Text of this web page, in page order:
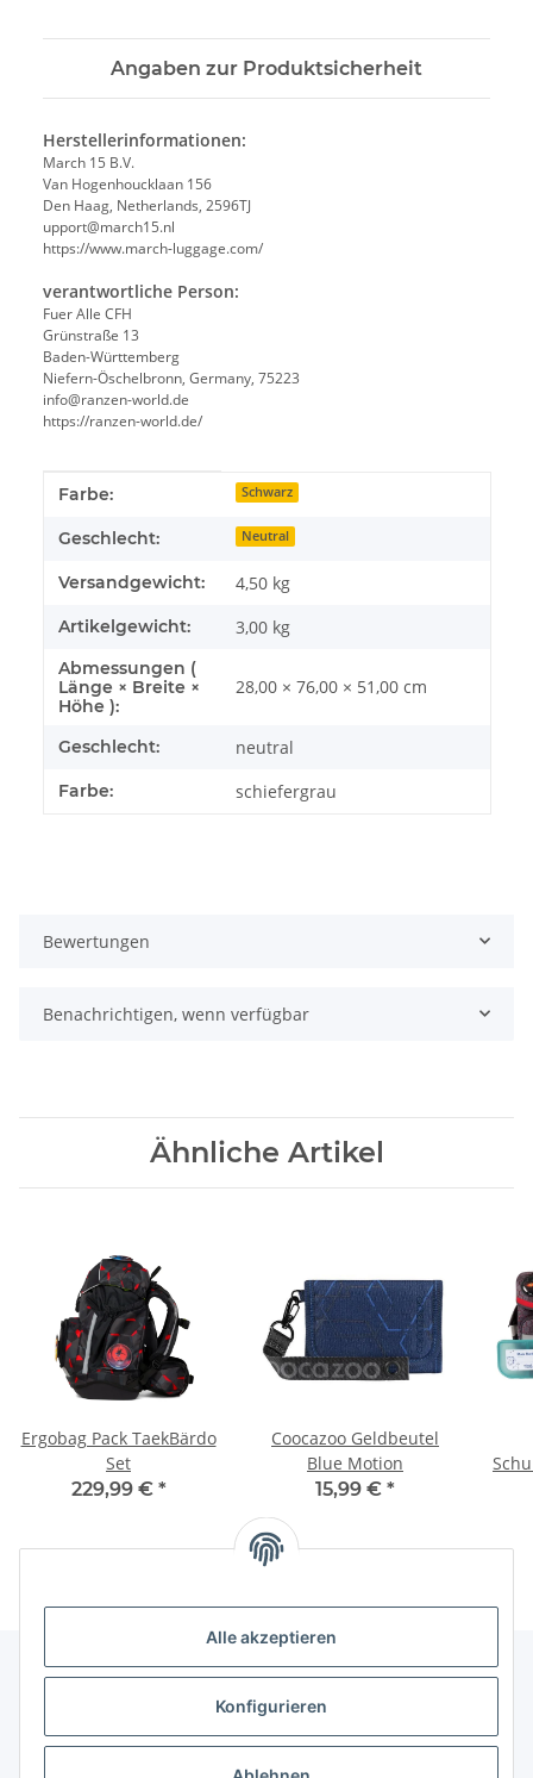
Alle akzeptieren
Konfigurieren
Angaben zur Produktsicherheit
Herstellerinformationen:
March 15 B.V.
Van Hogenhoucklaan 156
Den Haag, Netherlands, 2596TJ
upport@march15.nl
https://www.march-luggage.com/
verantwortliche Person:
Fuer Alle CFH
Grünstraße 13
Baden-Württemberg
Niefern-Öschelbronn, Germany, 75223
info@ranzen-world.de
https://ranzen-world.de/
Produkteigenschaft
Wert
Farbe: Schwarz
Geschlecht: Neutral
Versandgewicht: 4,50 kg
Artikelgewicht: 3,00 kg
Abmessungen (
Länge × Breite ×
Höhe ):
28,00 × 76,00 × 51,00 cm
Geschlecht: neutral
Farbe: schiefergrau
Bewertungen
Benachrichtigen, wenn verfügbar
Ähnliche Artikel
Ergobag Pack TaekBärdo
Set
229,99 € *
Coocazoo Geldbeutel
Blue Motion
15,99 € *